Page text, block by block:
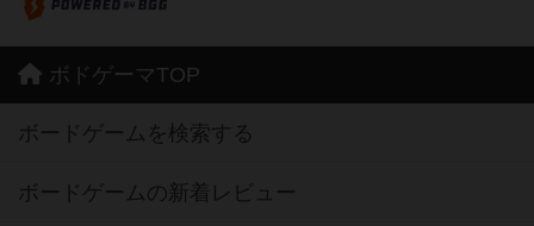
ボドゲーマTOP
ボードゲームを検索する
ボードゲームの新着レビュー